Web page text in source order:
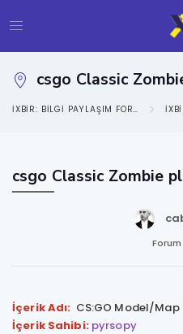
csgo Classic
IXBIR: BILGI PAYLAŞIM FORUMU
csgo Classic Zombie
İçerik Adı: CS:GO Model/Map
İçerik Sahibi: pyrsopy